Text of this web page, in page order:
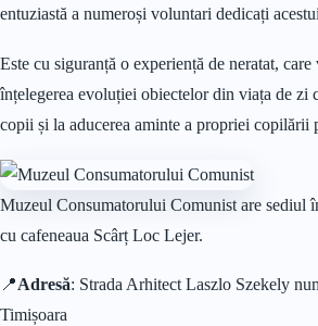
entuziastă a numeroși voluntari dedicați
Este cu siguranță o experiență de neratat,
înțelegerea evoluției obiectelor din viața de zi
copii și la aducerea aminte a propriei copilării
Muzeul Consumatorului Comunist are sediul
cu cafeneaua Scârț Loc Lejer.
📍Adresă: Strada Arhitect Laszlo Szekely
Timișoara